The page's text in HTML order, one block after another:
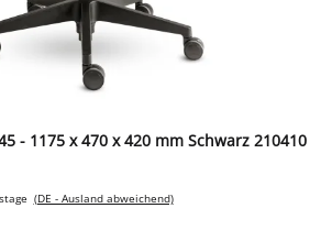
- 1175 x 470 x 420 mm Schwarz 210410
(DE - Ausland abweichend)